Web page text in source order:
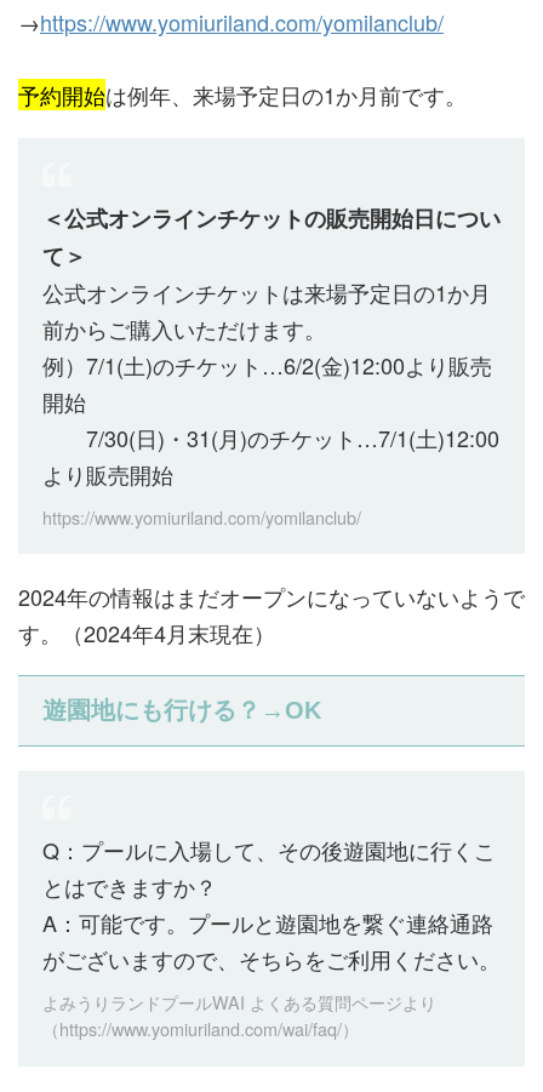
→https://www.yomiuriland.com/yomilanclub/
予約開始は例年、来場予定日の1か月前です。
＜公式オンラインチケットの販売開始日につい
て＞
公式オンラインチケットは来場予定日の1か月
前からご購入いただけます。
例）7/1(土)のチケット…6/2(金)12:00より販売
開始
7/30(日)・31(月)のチケット…7/1(土)12:00
より販売開始
https://www.yomiuriland.com/yomilanclub/
2024年の情報はまだオープンになっていないようで
す。（2024年4月末現在）
遊園地にも行ける？→OK
Q：プールに入場して、その後遊園地に行くこ
とはできますか？
A：可能です。プールと遊園地を繋ぐ連絡通路
がございますので、そちらをご利用ください。
よみうりランドプールWAI よくある質問ページより
（https://www.yomiuriland.com/wai/faq/）